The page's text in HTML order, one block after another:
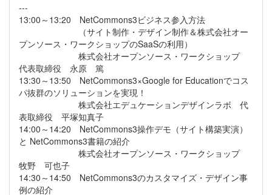
---
13:00～13:20 NetCommons3ビジネス参入方法
（サイト制作・デザイン制作＆株式会社オー
プンソース・ワークショップのSaaSの利用）
株式会社オープンソース・ワークショップ
代表取締役 永原 篤
13:30～13:50 NetCommons3×Google for Educationでコス
パ抜群のソリューションを実現！
株式会社エデュケーションデザインラボ 代
表取締役 平塚知真子
14:00～14:20 NetCommons3操作デモ（サイト構築実演）
と NetCommons3書籍の紹介
株式会社オープンソース・ワークショップ
牧野 可也子
14:30～14:50 NetCommons3のカスタマイズ・デザイン事
例の紹介